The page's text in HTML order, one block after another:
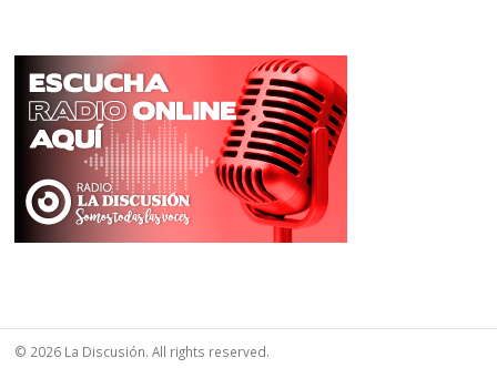
© 2026 La Discusión. All rights reserved.